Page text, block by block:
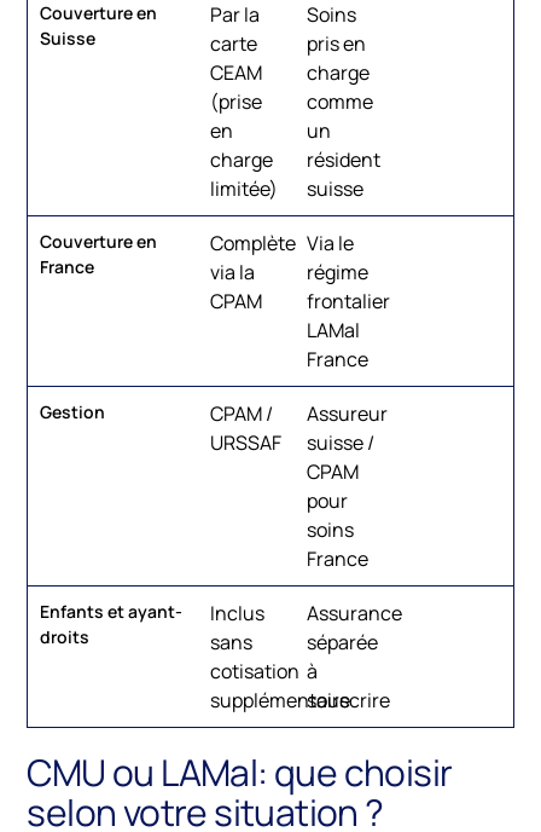
Couverture en
Suisse
Par la
carte
CEAM
(prise
en
charge
limitée)
Soins
pris en
charge
comme
un
résident
suisse
Couverture en
France
Complète
via la
CPAM
Via le
régime
frontalier
LAMal
France
Gestion
CPAM /
URSSAF
Assureur
suisse /
CPAM
pour
soins
France
Enfants et ayant-
droits
Inclus
sans
cotisation
supplémentaire
Assurance
séparée
à
souscrire
CMU ou LAMal: que choisir
selon votre situation ?